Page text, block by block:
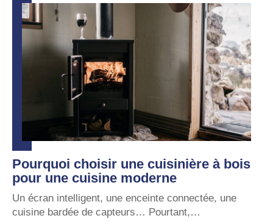
Pourquoi choisir une cuisinière à bois
pour une cuisine moderne
Un écran intelligent, une enceinte connectée, une
cuisine bardée de capteurs… Pourtant,…